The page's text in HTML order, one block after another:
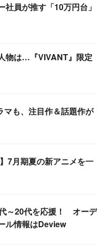
社員が推す「10万円台」
物は…『VIVANT』限定
マも、注目作＆話題作が
7月期夏の新アニメを一
～20代を応援！ オーデ
ル情報はDeview